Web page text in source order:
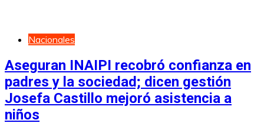
Nacionales
Aseguran INAIPI recobró confianza en
padres y la sociedad; dicen gestión
Josefa Castillo mejoró asistencia a
niños